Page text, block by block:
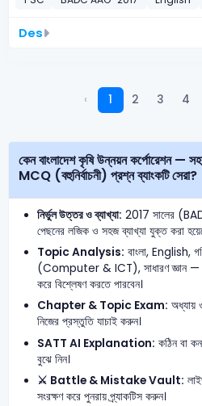
Des
‹ 1 2 3 4
কেন বাংলাদেশ কৃষি উন্নয়ন কর্পোরেশন — সহকারী প্রশাসনিক কর্মকর্তা
MCQ (বহুনির্বাচনী) প্রশ্ন ব্যাংকটি সেরা?
নির্ভুল উত্তর ও ব্যাখ্যা: 2017 সালের
পেছনের লজিক ও সহজ ব্যাখ্যা যুক্ত করা
Topic Analysis: বাংলা, English,
(Computer & ICT), সাধারণ জ্ঞান —
করে বিশ্লেষণ করতে পারবেন।
Chapter & Topic Exam: অধ্যায়
নিজের প্রস্তুতি যাচাই করুন।
SATT AI Explanation: কঠিন বা
বুঝে নিন।
⚔️ Battle & Mistake Vault:
সংরক্ষণ করে পুনরায় প্র্যাকটিস করুন।